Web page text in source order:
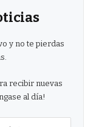
y no te pierdas
recibir nuevas
al día!